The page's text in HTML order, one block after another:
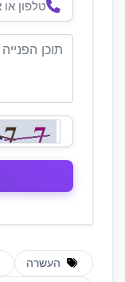
העשרה